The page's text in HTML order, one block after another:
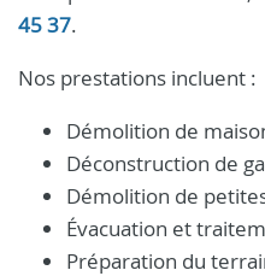
45 37.
Nos prestations incluent :
Démolition de
Déconstruction de
Démolition de
Évacuation et
Préparation du